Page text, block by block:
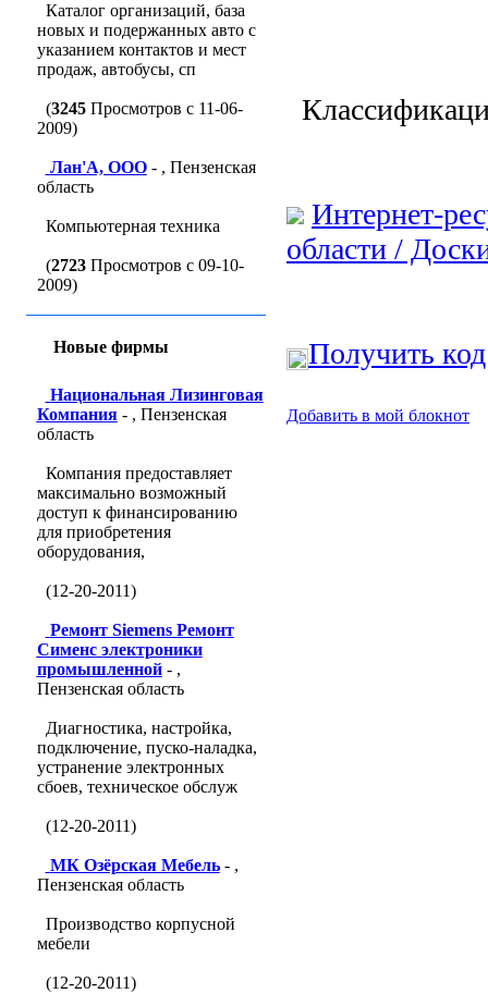
Каталог организаций, база
новых и подержанных авто с
указанием контактов и мест
продаж, автобусы, сп
(3245Просмотров с 11-06-
2009)
Лан'A, ООО- , Пензенская
область
Компьютерная техника
(2723Просмотров с 09-10-
2009)
Новые фирмы
Национальная Лизинговая
Компания- , Пензенская
область
Компания предоставляет
максимально возможный
доступ к финансированию
для приобретения
оборудования,
(12-20-2011)
Ремонт Siemens Ремонт
Сименс электроники
промышленной- ,
Пензенская область
Диагностика, настройка,
подключение, пуско-наладка,
устранение электронных
сбоев, техническое обслуж
(12-20-2011)
МК Озёрская Мебель- ,
Пензенская область
Производство корпусной
мебели
(12-20-2011)
Интернет-
области /
Получить
Добавить в мой блокнот